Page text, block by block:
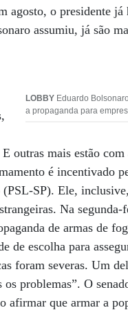
agosto, o presidente
assumiu, já são
LOBBYEduardo
a propaganda para
outras mais estão
é incentivado
SP). Ele,
Na
de armas de
de escolha para
foram severas. Um
problemas”. O
afirmar que armar a